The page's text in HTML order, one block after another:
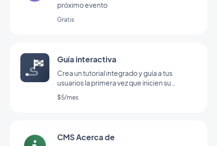
próximo evento
Gratis
Guía interactiva
Crea un tutorial integrado y guía a tus
usuarios la primera vez que inicien su
aplicación
$5/mes
CMS Acerca de